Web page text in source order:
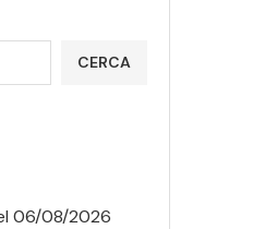
CERCA
06/08/2026